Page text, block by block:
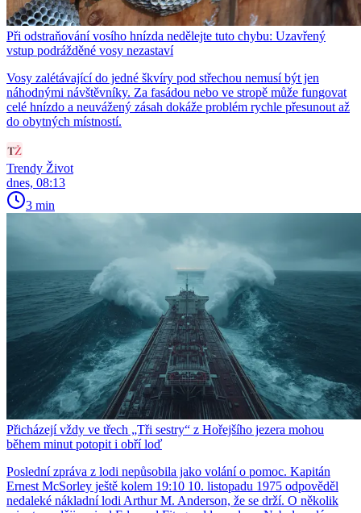
Při odstraňování vosího hnízda nedělejte tuto chybu: Uzavřený
vstup podrážděné vosy nezastaví
Vosy zalétávající do jedné škvíry pod střechou nemusí být jen
náhodnými návštěvníky. Za fasádou nebo ve stropě může fungovat
celé hnízdo a neuvážený zásah dokáže problém rychle přesunout až
do obytných místností.
Trendy Život
dnes, 08:13
3 min
Přicházejí vždy ve třech „Tři sestry“ z Hořejšího jezera mohou
během minut potopit i obří loď
Poslední zpráva z lodi nepůsobila jako volání o pomoc. Kapitán
Ernest McSorley ještě kolem 19:10 10. listopadu 1975 odpověděl
nedaleké nákladní lodi Arthur M. Anderson, že se drží. O několik